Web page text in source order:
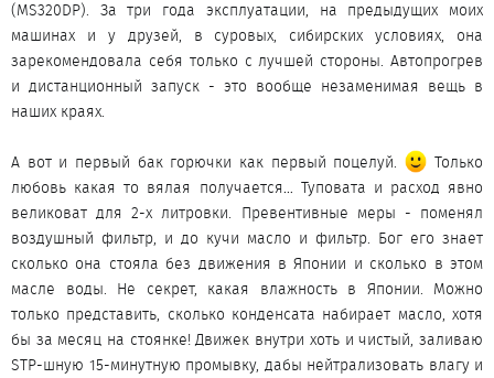
(MS320DP). За три года эксплуатации, на предыдущих моих
машинах и у друзей, в суровых, сибирских условиях, она
зарекомендовала себя только с лучшей стороны. Автопрогрев
и дистанционный запуск - это вообще незаменимая вещь в
наших краях.
А вот и первый бак горючки как первый поцелуй.
Только
любовь какая то вялая получается… Туповата и расход явно
великоват для 2-х литровки. Превентивные меры - поменял
воздушный фильтр, и до кучи масло и фильтр. Бог его знает
сколько она стояла без движения в Японии и сколько в этом
масле воды. Не секрет, какая влажность в Японии. Можно
только представить, сколько конденсата набирает масло, хотя
бы за месяц на стоянке! Движек внутри хоть и чистый, заливаю
STP-шную 15-минутную промывку, дабы нейтрализовать влагу и